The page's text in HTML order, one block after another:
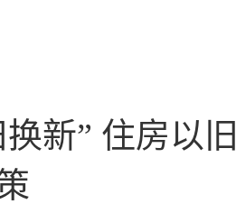
新” 住房以